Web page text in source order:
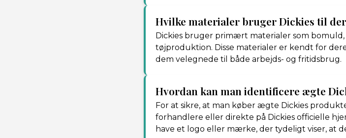
Hvilke materialer bruger Dickies til
Dickies bruger primært materialer som
tøjproduktion. Disse materialer er kendt for
dem velegnede til både arbejds- og fritidsbrug.
Hvordan kan man identificere ægte
For at sikre, at man køber ægte Dickies
forhandlere eller direkte på Dickies officielle
have et logo eller mærke, der tydeligt viser, at